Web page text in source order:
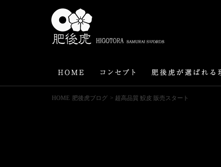
HOME 肥後虎ブログ > 超高品質 鮫皮 販売スタート